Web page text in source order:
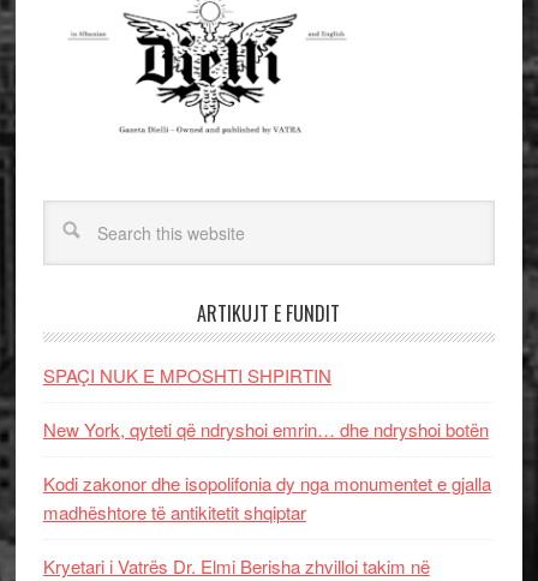
ARTIKUJT E FUNDIT
SPAÇI NUK E MPOSHTI SHPIRTIN
New York, qyteti që ndryshoi emrin… dhe ndryshoi botën
Kodi zakonor dhe isopolifonia dy nga monumentet e gjalla
madhështore të antikitetit shqiptar
Kryetari i Vatrës Dr. Elmi Berisha zhvilloi takim në